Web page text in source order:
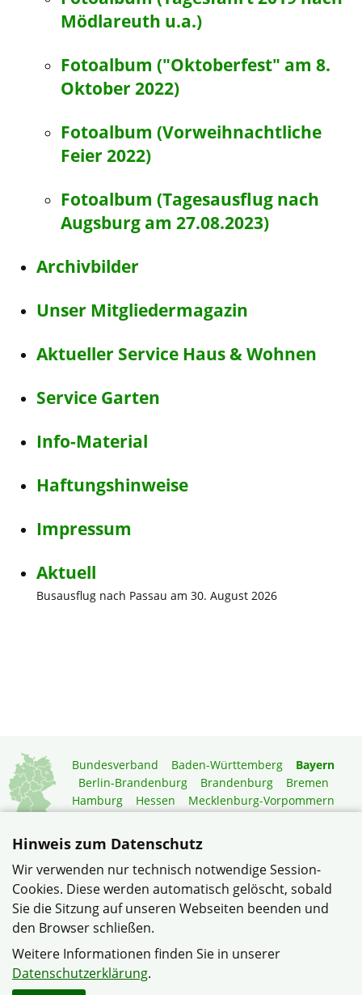
Mödlareuth u.a.)
Fotoalbum ("Oktoberfest" am 8.
Oktober 2022)
Fotoalbum (Vorweihnachtliche
Feier 2022)
Fotoalbum (Tagesausflug nach
Augsburg am 27.08.2023)
Archivbilder
Unser Mitgliedermagazin
Aktueller Service Haus & Wohnen
Service Garten
Info-Material
Haftungshinweise
Impressum
Aktuell
Busausflug nach Passau am 30. August 2026
Bundesverband Baden-Württemberg
Bayern
Berlin-Brandenburg
Brandenburg
Bremen
Hamburg
Hessen
Mecklenburg-Vorpommern
Rheinland-Pfalz
Sachsen-Anhalt
Schleswig-Holstein
Mitgliedermagazin
Gartenberatung
© Siedlergemeinschaft Weiden-Eigenheim-Mooslohe im
Verband Wohneigentum Bayern e.V.
Datenschutzerklärung
Hinweis zum Datenschutz
Wir verwenden nur technisch notwendige Session-
Cookies. Diese werden automatisch gelöscht, sobald
Sie die Sitzung auf unseren Webseiten beenden und
den Browser schließen.
Weitere Informationen finden Sie in unserer
Datenschutzerklärung.